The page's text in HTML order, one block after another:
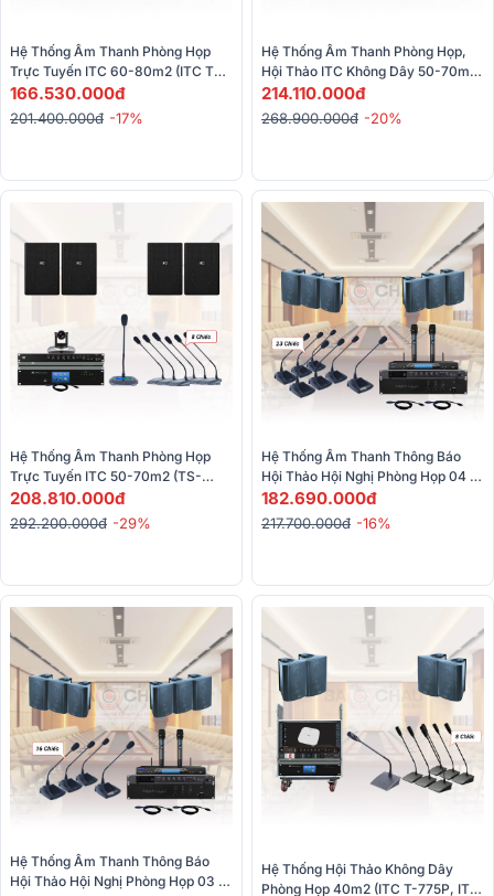
Hệ Thống Âm Thanh Phòng Họp
Trực Tuyến ITC 60-80m2 (ITC TS-
0308, TS-0308A,..)
166.530.000đ
201.400.000đ -17%
Hệ Thống Âm Thanh Phòng Họp,
Hội Thảo ITC Không Dây 50-70m (
ITC T-776H, ITC T-776H, ITC TS-
W310,...)
214.110.000đ
268.900.000đ -20%
Hệ Thống Âm Thanh Phòng Họp
Trực Tuyến ITC 50-70m2 (TS-
0309, TS-0309A,...)
208.810.000đ
292.200.000đ -29%
Hệ Thống Âm Thanh Thông Báo
Hội Thảo Hội Nghị Phòng Họp 04
(24 Micro)
182.690.000đ
217.700.000đ -16%
Hệ Thống Âm Thanh Thông Báo
Hội Thảo Hội Nghị Phòng Họp 03
Hệ Thống Hội Thảo Không Dây
Phòng Họp 40m2 (ITC T-775P, ITC